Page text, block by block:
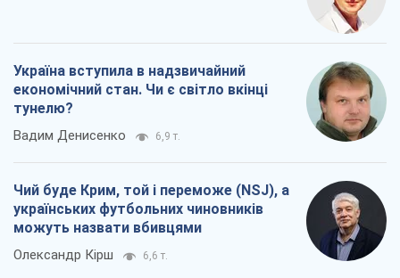
Україна вступила в надзвичайний
економічний стан. Чи є світло вкінці
тунелю?
Вадим Денисенко 6,9 т.
Чий буде Крим, той і переможе (NSJ), а
українських футбольних чиновників
можуть назвати вбивцями
Олександр Кірш 6,6 т.